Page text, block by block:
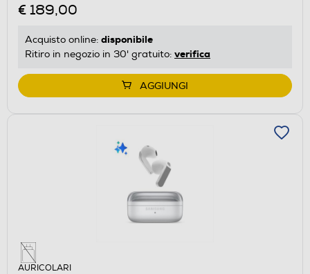
€ 189,00
Acquisto online: disponibile
Ritiro in negozio in 30' gratuito: verifica
AGGIUNGI
AURICOLARI